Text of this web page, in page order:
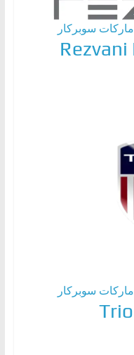
ماركات سوبركار
ماركات سوبركار